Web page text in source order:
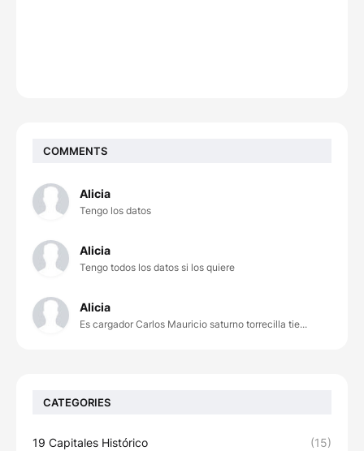
COMMENTS
Alicia
Tengo los datos
Alicia
Tengo todos los datos si los quiere
Alicia
Es cargador Carlos Mauricio saturno torrecilla tie...
CATEGORIES
19 Capitales Histórico (15)